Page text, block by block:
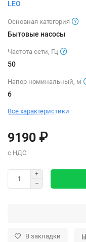
LEO
Основная категория
Бытовые насосы
Частота сети, Гц
50
Напор номинальный, м
6
Все характеристики
9190 ₽
В закладки